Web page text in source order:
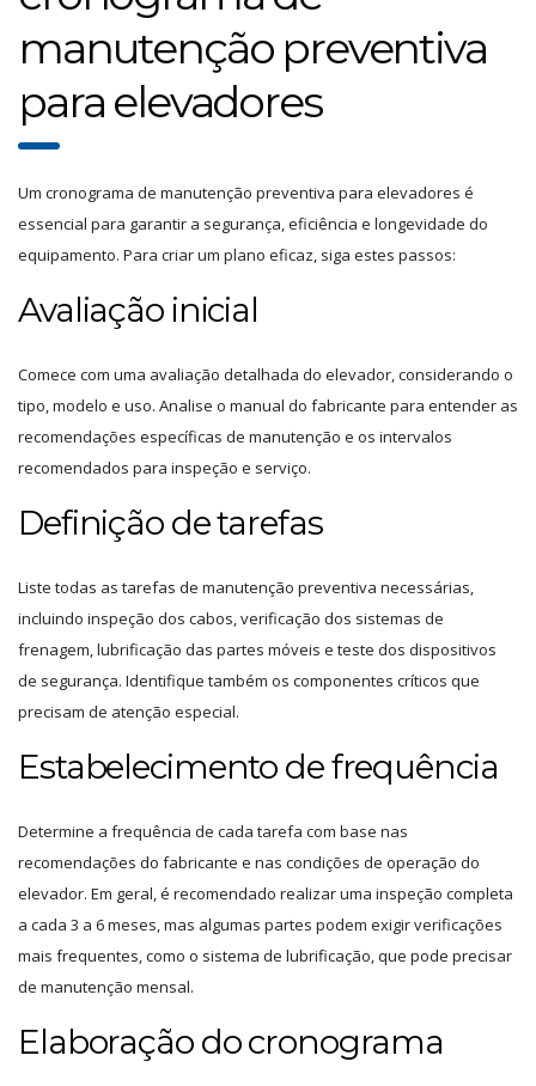
manutenção preventiva
para elevadores
Um cronograma de manutenção preventiva para elevadores é
essencial para garantir a segurança, eficiência e longevidade do
equipamento. Para criar um plano eficaz, siga estes passos:
Avaliação inicial
Comece com uma avaliação detalhada do elevador, considerando o
tipo, modelo e uso. Analise o manual do fabricante para entender as
recomendações específicas de manutenção e os intervalos
recomendados para inspeção e serviço.
Definição de tarefas
Liste todas as tarefas de manutenção preventiva necessárias,
incluindo inspeção dos cabos, verificação dos sistemas de
frenagem, lubrificação das partes móveis e teste dos dispositivos
de segurança. Identifique também os componentes críticos que
precisam de atenção especial.
Estabelecimento de frequência
Determine a frequência de cada tarefa com base nas
recomendações do fabricante e nas condições de operação do
elevador. Em geral, é recomendado realizar uma inspeção completa
a cada 3 a 6 meses, mas algumas partes podem exigir verificações
mais frequentes, como o sistema de lubrificação, que pode precisar
de manutenção mensal.
Elaboração do cronograma